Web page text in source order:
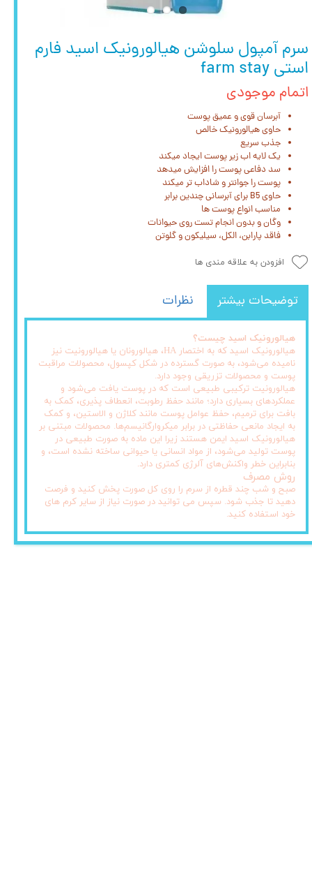
سرم آمپول سلوشن هیالورونیک اسید فارم
استی farm stay
اتمام موجودی
آبرسان قوی و عمیق پوست
حاوی هیالورونیک خالص
جذب سریع
یک لایه اب زیر پوست ایجاد میکند
سد دفاعی پوست را افزایش میدهد
پوست را جوانتر و شاداب تر میکند
حاوی B5 برای آبرسانی چندین برابر
مناسب انواع پوست ها
وگان و بدون انجام تست روی حیوانات
فاقد پارابن، الکل، سیلیکون و گلوتن
افزودن به علاقه مندی ها
توضیحات بیشتر نظرات
هیالورونیک اسید چیست؟
هیالورونیک اسید که به اختصار HA، هیالورونان یا هیالورونیت نیز
نامیده می‌شود، به صورت گسترده در شکل کپسول، محصولات مراقبت
پوست و محصولات تزریقی وجود دارد.
هیالورونیت ترکیبی طبیعی است که در پوست یافت می‌شود و
عملکردهای بسیاری دارد؛ مانند حفظ رطوبت، انعطاف پذیری، کمک به
بافت برای ترمیم، حفظ عوامل پوست مانند کلاژن و الاستین، و کمک
به ایجاد مانعی حفاظتی در برابر میکروارگانیسم‌ها. محصولات مبتنی بر
هیالورونیک اسید ایمن هستند زیرا این ماده به صورت طبیعی در
پوست تولید می‌شود، از مواد انسانی یا حیوانی ساخته نشده است، و
بنابراین خطر واکنش‌های آلرژی کمتری دارد.
روش مصرف
صبح و شب چند قطره از سرم را روی کل صورت پخش کنید و فرصت
دهید تا جذب شود. سپس می توانید در صورت نیاز از سایر کرم های
خود استفاده کنید.